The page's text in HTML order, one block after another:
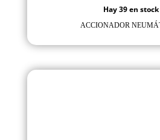
Hay 39 en stock
ACCIONADOR